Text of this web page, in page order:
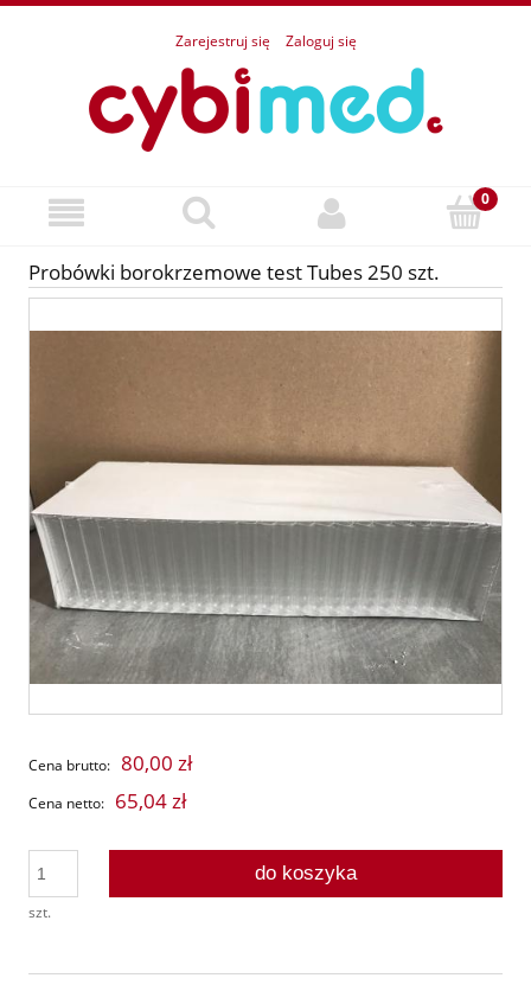
Zarejestruj się Zaloguj się
Probówki borokrzemowe test Tubes 250 szt.
Cena brutto: 80,00 zł
Cena netto: 65,04 zł
szt.
do koszyka